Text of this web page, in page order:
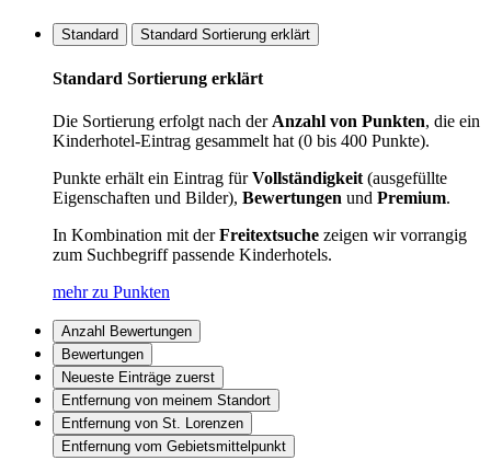
Standard Standard Sortierung erklärt
Standard Sortierung erklärt
Die Sortierung erfolgt nach der Anzahl von Punkten, die ein
Kinderhotel-Eintrag gesammelt hat (0 bis 400 Punkte).
Punkte erhält ein Eintrag fürVollständigkeit (ausgefüllte
Eigenschaften und Bilder), Bewertungen und Premium.
In Kombination mit derFreitextsuche zeigen wir vorrangig
zum Suchbegriff passende Kinderhotels.
mehr zu Punkten
Anzahl Bewertungen
Bewertungen
Neueste Einträge zuerst
Entfernung von meinem Standort
Entfernung von St. Lorenzen
Entfernung vom Gebietsmittelpunkt